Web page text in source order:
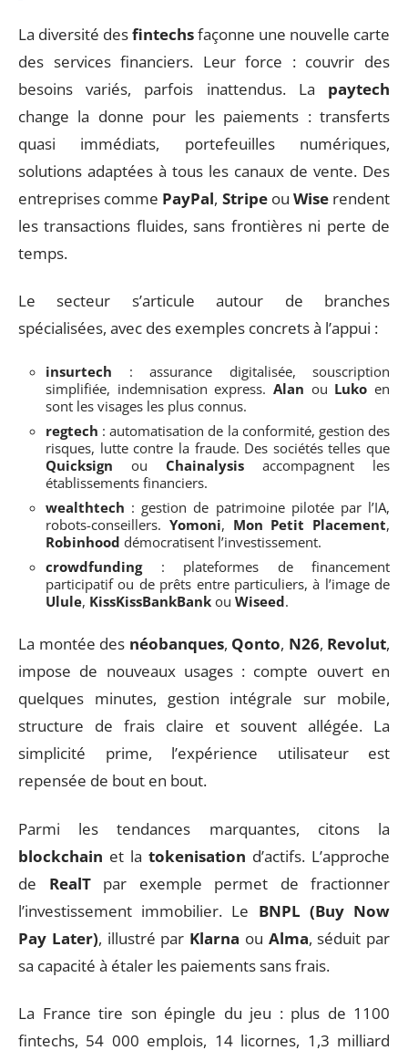
La diversité desfintechsfaçonne une nouvelle carte
des services financiers. Leur force : couvrir des
besoins variés, parfois inattendus. La paytech
change la donne pour les paiements : transferts
quasi immédiats, portefeuilles numériques,
solutions adaptées à tous les canaux de vente. Des
entreprises comme PayPal, Stripeou Wiserendent
les transactions fluides, sans frontières ni perte de
temps.
Le secteur s’articule autour de branches
spécialisées, avec des exemples concrets à l’appui :
insurtech : assurance digitalisée, souscription
simplifiée, indemnisation express. Alan ou Luko en
sont les visages les plus connus.
regtech : automatisation de la conformité, gestion des
risques, lutte contre la fraude. Des sociétés telles que
Quicksign ou Chainalysis accompagnent les
établissements financiers.
wealthtech : gestion de patrimoine pilotée par l’IA,
robots-conseillers. Yomoni, Mon Petit Placement,
Robinhood démocratisent l’investissement.
crowdfunding: plateformes de financement
participatif ou de prêts entre particuliers, à l’image de
Ulule, KissKissBankBank ou Wiseed.
La montée des néobanques, Qonto, N26, Revolut,
impose de nouveaux usages : compte ouvert en
quelques minutes, gestion intégrale sur mobile,
structure de frais claire et souvent allégée. La
simplicité prime, l’expérience utilisateur est
repensée de bout en bout.
Parmi les tendances marquantes, citons la
blockchain et la tokenisation d’actifs. L’approche
de RealTpar exemple permet de fractionner
l’investissement immobilier. Le BNPL (Buy Now
Pay Later), illustré par Klarna ou Alma, séduit par
sa capacité à étaler les paiements sans frais.
La France tire son épingle du jeu : plus de 1100
fintechs, 54 000 emplois, 14 licornes, 1,3 milliard